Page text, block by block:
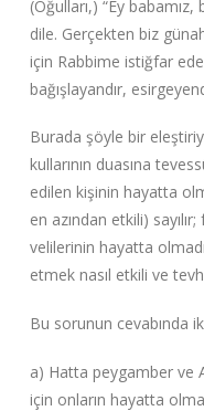
(Oğulları,) “Ey babamız,
dile. Gerçekten biz
için Rabbime istiğfar
bağışlayandır,
Burada şöyle bir
kullarının duasına
edilen kişinin hayatta
en azından etkili)
velilerinin hayatta
etmek nasıl etkili ve
Bu sorunun cevabında
a) Hatta peygamber ve
için onların hayatta